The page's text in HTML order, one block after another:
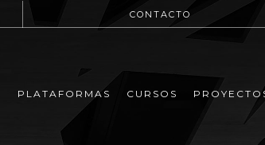
CONTACTO
PLATAFORMAS CURSOS